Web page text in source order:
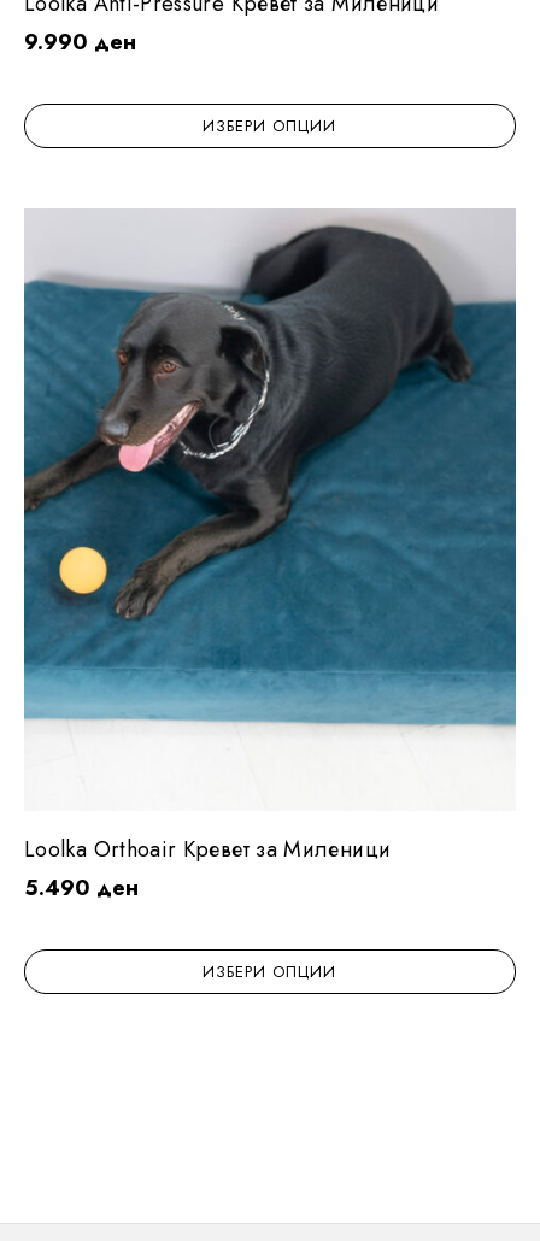
9.990 ден
ИЗБЕРИ ОПЦИИ
Loolka Orthoair Кревет за Миленици
5.490 ден
ИЗБЕРИ ОПЦИИ